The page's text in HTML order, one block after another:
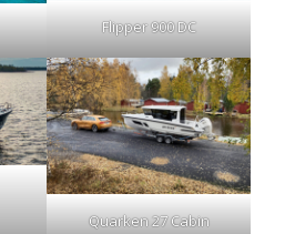
Flipper 900 DC
Quarken 27 Cabin